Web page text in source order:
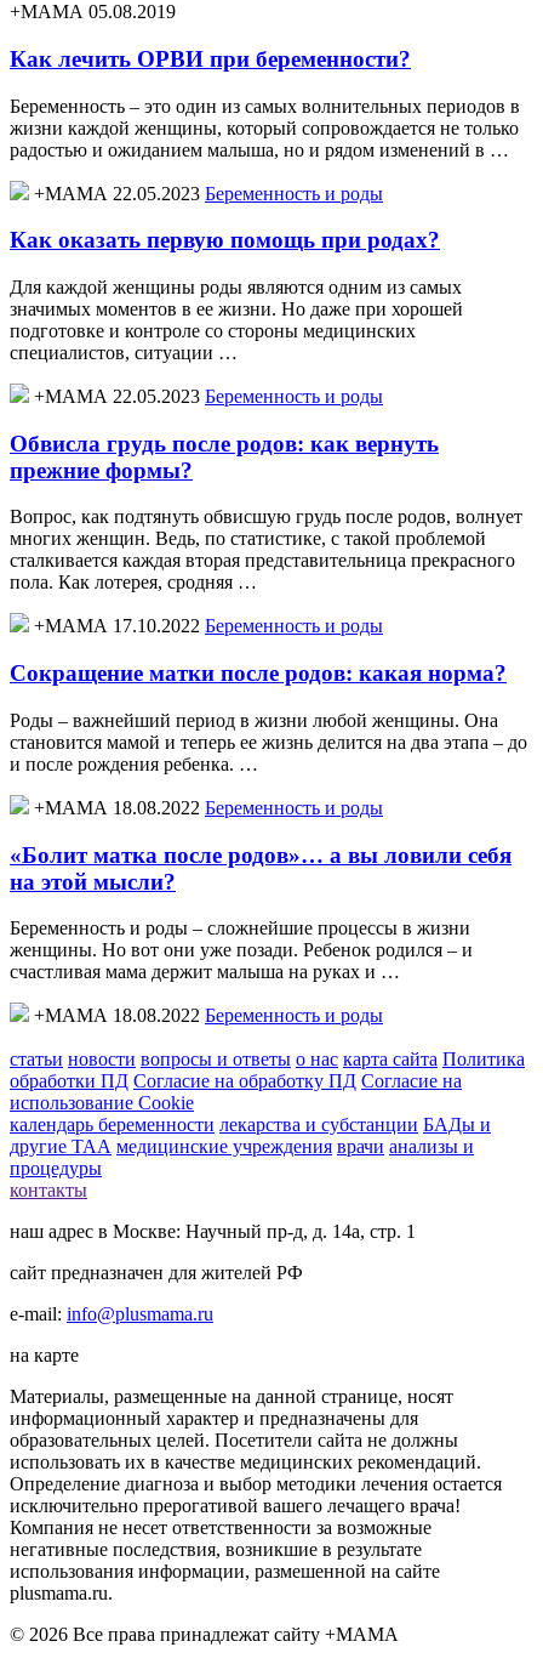
+МАМА 05.08.2019
Как лечить ОРВИ при беременности?
Беременность – это один из самых волнительных периодов в
жизни каждой женщины, который сопровождается не только
радостью и ожиданием малыша, но и рядом изменений в …
+МАМА 22.05.2023 Беременность и роды
Как оказать первую помощь при родах?
Для каждой женщины роды являются одним из самых
значимых моментов в ее жизни. Но даже при хорошей
подготовке и контроле со стороны медицинских
специалистов, ситуации …
+МАМА 22.05.2023 Беременность и роды
Обвисла грудь после родов: как вернуть
прежние формы?
Вопрос, как подтянуть обвисшую грудь после родов, волнует
многих женщин. Ведь, по статистике, с такой проблемой
сталкивается каждая вторая представительница прекрасного
пола. Как лотерея, сродняя …
+МАМА 17.10.2022 Беременность и роды
Сокращение матки после родов: какая норма?
Роды – важнейший период в жизни любой женщины. Она
становится мамой и теперь ее жизнь делится на два этапа – до
и после рождения ребенка. …
+МАМА 18.08.2022 Беременность и роды
«Болит матка после родов»… а вы ловили себя
на этой мысли?
Беременность и роды – сложнейшие процессы в жизни
женщины. Но вот они уже позади. Ребенок родился – и
счастливая мама держит малыша на руках и …
+МАМА 18.08.2022 Беременность и роды
статьи новости вопросы и ответы о нас карта сайта Политика
обработки ПД Согласие на обработку ПД Согласие на
использование Cookie
календарь беременности лекарства и субстанции БАДы и
другие ТАА медицинские учреждения врачи анализы и
процедуры
контакты
наш адрес в Москве: Научный пр-д, д. 14а, стр. 1
сайт предназначен для жителей РФ
e-mail: info@plusmama.ru
на карте
Материалы, размещенные на данной странице, носят
информационный характер и предназначены для
образовательных целей. Посетители сайта не должны
использовать их в качестве медицинских рекомендаций.
Определение диагноза и выбор методики лечения остается
исключительно прерогативой вашего лечащего врача!
Компания не несет ответственности за возможные
негативные последствия, возникшие в результате
использования информации, размешенной на сайте
plusmama.ru.
© 2026 Все права принадлежат сайту +МАМА